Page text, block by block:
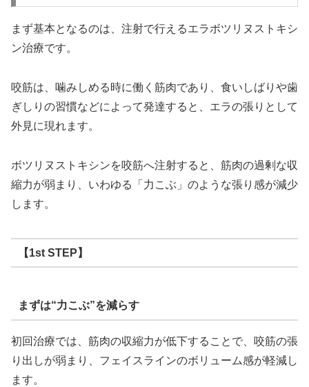
まず基本となるのは、注射で行えるエラボツリヌストキシ
ン治療です。
咬筋は、噛みしめる時に働く筋肉であり、食いしばりや歯
ぎしりの習慣などによって発達すると、エラの張りとして
外見に現れます。
ボツリヌストキシンを咬筋へ注射すると、筋肉の過剰な収
縮力が弱まり、いわゆる「力こぶ」のような張り感が減少
します。
【1st STEP】
まずは“力こぶ”を減らす
初回治療では、筋肉の収縮力が低下することで、咬筋の張
り出しが弱まり、フェイスラインのボリューム感が軽減し
ます。